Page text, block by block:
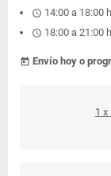
schedule 14:00 a 18:00
schedule 18:00 a 21:00
today Envío hoy o
1 x